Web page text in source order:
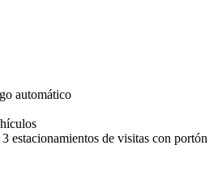
automático
estacionamientos de visitas con portón